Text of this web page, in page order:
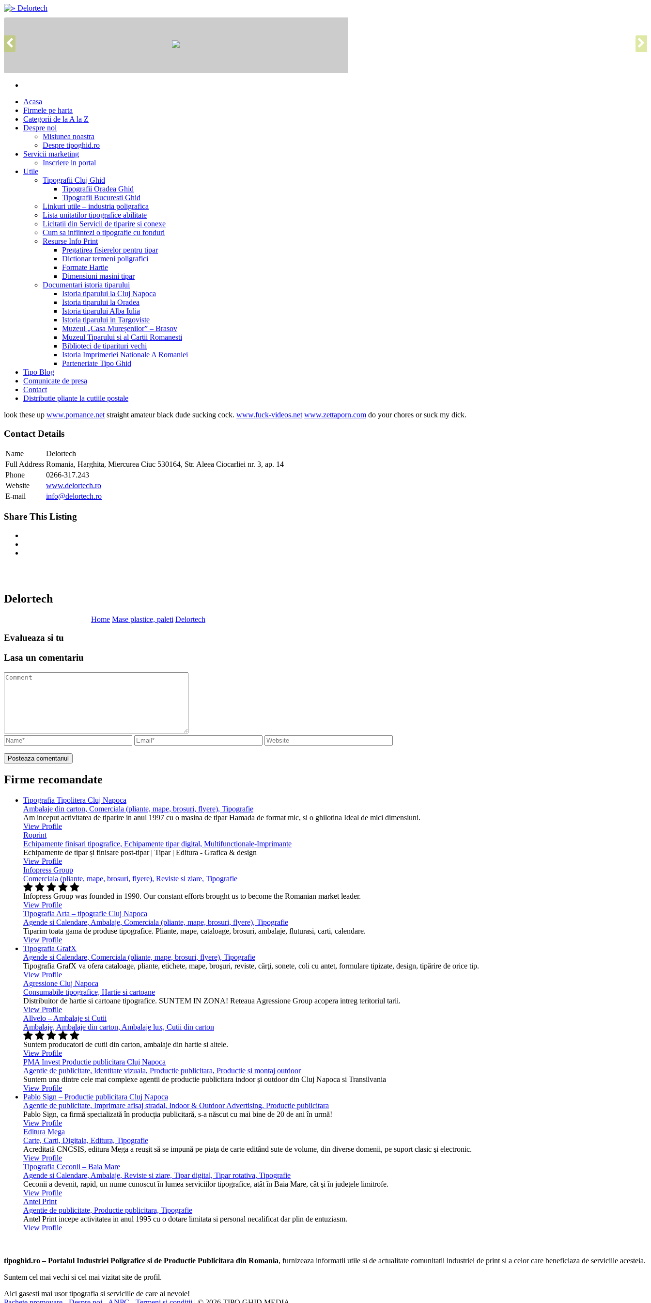
Acasa
Firmele pe harta
Categorii de la A la Z
Despre noi
Misiunea noastra
Despre tipoghid.ro
Servicii marketing
Inscriere in portal
Utile
Tipografii Cluj Ghid
Tipografii Oradea Ghid
Tipografii Bucuresti Ghid
Linkuri utile – industria poligrafica
Lista unitatilor tipografice abilitate
Licitatii din Servicii de tiparire si conexe
Cum sa infiintezi o tipografie cu fonduri
Resurse Info Print
Pregatirea fisierelor pentru tipar
Dictionar termeni poligrafici
Formate Hartie
Dimensiuni masini tipar
Documentari istoria tiparului
Istoria tiparului la Cluj Napoca
Istoria tiparului la Oradea
Istoria tiparului Alba Iulia
Istoria tiparului in Targoviste
Muzeul „Casa Mureșenilor” – Brasov
Muzeul Tiparului si al Cartii Romanesti
Biblioteci de tiparituri vechi
Istoria Imprimeriei Nationale A Romaniei
Parteneriate Tipo Ghid
Tipo Blog
Comunicate de presa
Contact
Distributie pliante la cutiile postale
look these up www.pornance.net straight amateur black dude sucking cock. www.fuck-videos.net www.zettaporn.com do your chores or suck my dick.
Contact Details
Name
Delortech
Full Address Romania, Harghita, Miercurea Ciuc 530164, Str. Aleea Ciocarliei nr. 3, ap. 14
Phone
0266-317.243
Website
www.delortech.ro
E-mail
info@delortech.ro
Share This Listing
Delortech
Home Mase plastice, paleti Delortech
Evalueaza si tu
Lasa un comentariu
Firme recomandate
Tipografia Tipolitera Cluj Napoca
Ambalaje din carton, Comerciala (pliante, mape, brosuri, flyere), Tipografie
Am inceput activitatea de tiparire in anul 1997 cu o masina de tipar Hamada de format mic, si o ghilotina Ideal de mici dimensiuni.
View Profile
Roprint
Echipamente finisari tipografice, Echipamente tipar digital, Multifunctionale-Imprimante
Echipamente de tipar și finisare post-tipar | Tipar | Editura - Grafica & design
View Profile
Infopress Group
Comerciala (pliante, mape, brosuri, flyere), Reviste si ziare, Tipografie
Infopress Group was founded in 1990. Our constant efforts brought us to become the Romanian market leader.
View Profile
Tipografia Arta – tipografie Cluj Napoca
Agende si Calendare, Ambalaje, Comerciala (pliante, mape, brosuri, flyere), Tipografie
Tiparim toata gama de produse tipografice. Pliante, mape, cataloage, brosuri, ambalaje, fluturasi, carti, calendare.
View Profile
Tipografia GrafX
Agende si Calendare, Comerciala (pliante, mape, brosuri, flyere), Tipografie
Tipografia GrafX va ofera cataloage, pliante, etichete, mape, broşuri, reviste, cărţi, sonete, coli cu antet, formulare tipizate, design, tipărire de orice tip.
View Profile
Agressione Cluj Napoca
Consumabile tipografice, Hartie si cartoane
Distribuitor de hartie si cartoane tipografice. SUNTEM IN ZONA! Reteaua Agressione Group acopera intreg teritoriul tarii.
View Profile
Allvelo – Ambalaje si Cutii
Ambalaje, Ambalaje din carton, Ambalaje lux, Cutii din carton
Suntem producatori de cutii din carton, ambalaje din hartie si altele.
View Profile
PMA Invest Productie publicitara Cluj Napoca
Agentie de publicitate, Identitate vizuala, Productie publicitara, Productie si montaj outdoor
Suntem una dintre cele mai complexe agentii de productie publicitara indoor şi outdoor din Cluj Napoca si Transilvania
View Profile
Pablo Sign – Productie publicitara Cluj Napoca
Agentie de publicitate, Imprimare afisaj stradal, Indoor & Outdoor Advertising, Productie publicitara
Pablo Sign, ca firmă specializată în producția publicitară, s-a născut cu mai bine de 20 de ani în urmă!
View Profile
Editura Mega
Carte, Carti, Digitala, Editura, Tipografie
Acreditată CNCSIS, editura Mega a reuşit să se impună pe piaţa de carte editând sute de volume, din diverse domenii, pe suport clasic şi electronic.
View Profile
Tipografia Ceconii – Baia Mare
Agende si Calendare, Ambalaje, Reviste si ziare, Tipar digital, Tipar rotativa, Tipografie
Ceconii a devenit, rapid, un nume cunoscut în lumea serviciilor tipografice, atât în Baia Mare, cât şi în judeţele limitrofe.
View Profile
Antel Print
Agentie de publicitate, Productie publicitara, Tipografie
Antel Print incepe activitatea in anul 1995 cu o dotare limitata si personal necalificat dar plin de entuziasm.
View Profile
tipoghid.ro – Portalul Industriei Poligrafice si de Productie Publicitara din Romania, furnizeaza informatii utile si de actualitate comunitatii industriei de print si a celor care beneficiaza de serviciile acesteia.
Suntem cel mai vechi si cel mai vizitat site de profil.
Aici gasesti mai usor tipografia si serviciile de care ai nevoie!